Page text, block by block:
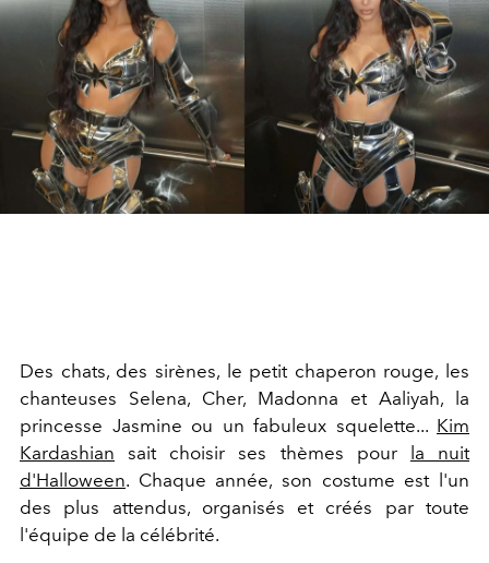
Des chats, des sirènes, le petit chaperon rouge, les
chanteuses Selena, Cher, Madonna et Aaliyah, la
princesse Jasmine ou un fabuleux squelette... Kim
Kardashian sait choisir ses thèmes pour
la nuit
d'Halloween. Chaque année, son costume est l'un
des plus attendus, organisés et créés par toute
l'équipe de la célébrité.